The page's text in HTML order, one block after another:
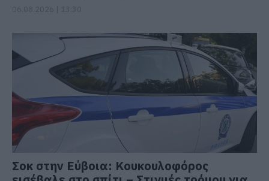
Σοκ στην Εύβοια: Κουκουλοφόρος